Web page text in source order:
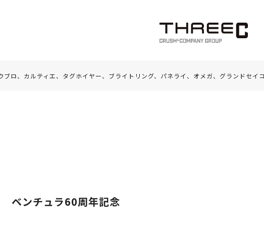
ブロ、カルティエ、タグホイヤー、ブライトリング、パネライ、オメガ、グランドセイ
ベンチュラ60周年記念